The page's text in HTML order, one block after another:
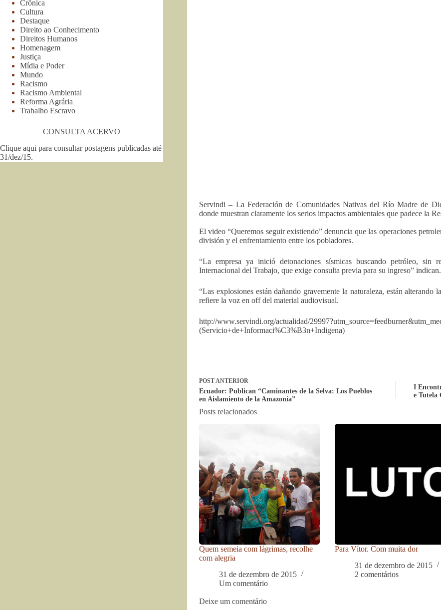
Servindi – La Federación de Comunidades Nativas del Río Madre de
donde muestran claramente los serios impactos ambientales que padece la
El video “Queremos seguir existiendo” denuncia que las operaciones
división y el enfrentamiento entre los pobladores.
“La empresa ya inició detonaciones sísmicas buscando petróleo, sin
Internacional del Trabajo, que exige consulta previa para su ingreso” indican.
“Las explosiones están dañando gravemente la naturaleza, están alterando
refiere la voz en off del material audiovisual.
http://www.servindi.org/actualidad/
(Servicio+de+Informaci%C3%B3n+Indigena)
POSTANTERIOR
Ecuador: Publican “Caminantes de la Selva: Los Pueblos
en Aislamiento de la Amazonía”
I
e Tutela
Posts relacionados
Quem semeia com lágrimas, recolhe
com alegria
31 de dezembro de 2015
Um comentário
Para Vítor. Com muita dor
31 de dezembro de 2015
2 comentários
Deixe um comentário
Crônica
Cultura
Destaque
Direito ao Conhecimento
Direitos Humanos
Homenagem
Justiça
Mídia e Poder
Mundo
Racismo
Racismo Ambiental
Reforma Agrária
Trabalho Escravo
CONSULTA ACERVO
Clique aqui para consultar postagens publicadas até
31/dez/15.